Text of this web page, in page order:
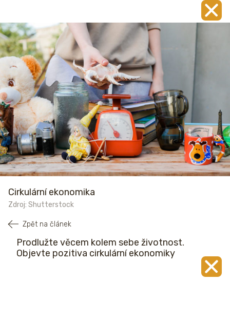
Cirkulární ekonomika
Zdroj: Shutterstock
Zpět na článek
Prodlužte věcem kolem sebe životnost.
Objevte pozitiva cirkulární ekonomiky